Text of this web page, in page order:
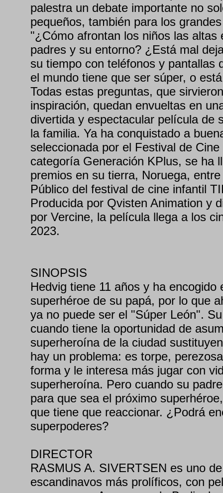
palestra un debate importante no
pequeños, también para los
"¿Cómo afrontan los niños las altas
padres y su entorno? ¿Está mal
su tiempo con teléfonos y pantallas
el mundo tiene que ser súper, o
Todas estas preguntas, que
inspiración, quedan envueltas en
divertida y espectacular película de
la familia. Ya ha conquistado a
seleccionada por el Festival de
categoría Generación KPlus, se ha
premios en su tierra, Noruega,
Público del festival de cine infantil
Producida por Qvisten Animation y
por Vercine, la película llega a los
2023.
SINOPSIS
Hedvig tiene 11 años y ha encogido
superhéroe de su papá, por lo que
ya no puede ser el "Súper León".
cuando tiene la oportunidad de
superheroína de la ciudad
hay un problema: es torpe,
forma y le interesa más jugar con
superheroína. Pero cuando su
para que sea el próximo
que tiene que reaccionar. ¿Podrá
superpoderes?
DIRECTOR
RASMUS A. SIVERTSEN es uno
escandinavos más prolíficos, con